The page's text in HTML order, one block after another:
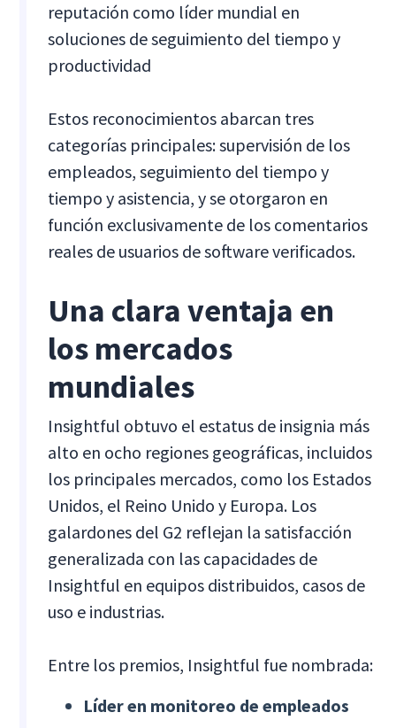
reputación como líder mundial en
soluciones de seguimiento del tiempo y
productividad
Estos reconocimientos abarcan tres
categorías principales: supervisión de los
empleados, seguimiento del tiempo y
tiempo y asistencia, y se otorgaron en
función exclusivamente de los comentarios
reales de usuarios de software verificados.
Una clara ventaja en
los mercados
mundiales
Insightful obtuvo el estatus de insignia más
alto en ocho regiones geográficas, incluidos
los principales mercados, como los Estados
Unidos, el Reino Unido y Europa. Los
galardones del G2 reflejan la satisfacción
generalizada con las capacidades de
Insightful en equipos distribuidos, casos de
uso e industrias.
Entre los premios, Insightful fue nombrada:
Líder en monitoreo de empleados